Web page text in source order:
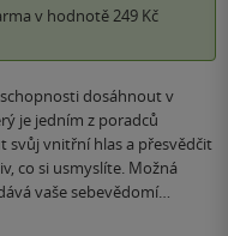
v hodnotě 249 Kč
dosáhnout v
je jedním z poradců
svůj vnitřní hlas a přesvědčit
co si usmyslíte. Možná
vaše sebevědomí…